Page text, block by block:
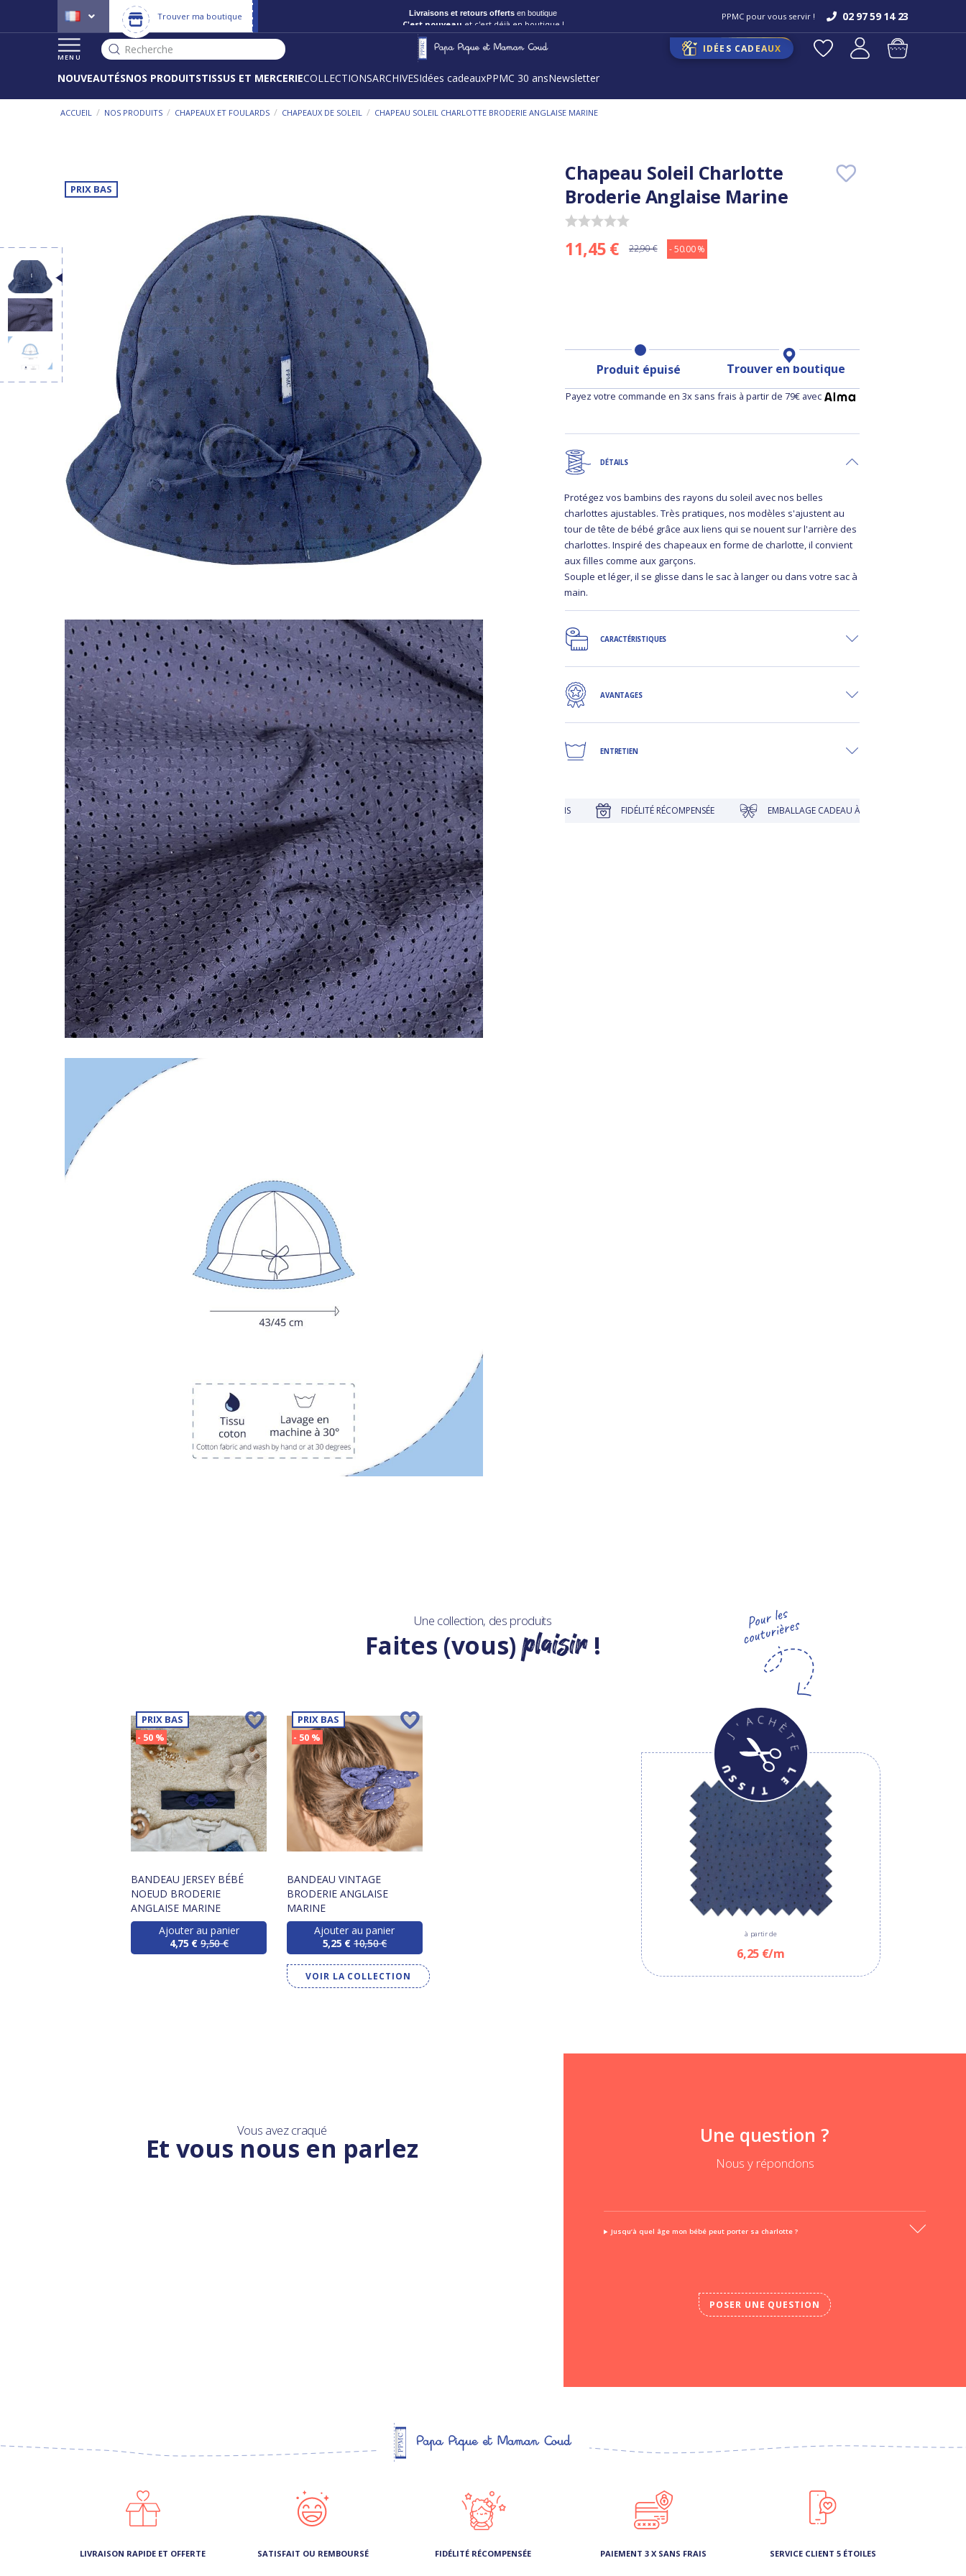
Trouver ma boutique Livraisons et retours offerts en boutique
C'est nouveau et c'est déjà en boutique !
PPMC pour vous servir ! 02 97 59 14 23
MENU
Recherche IDÉES CADEAUX
NOUVEAUTÉSNOS PRODUITSTISSUS ET MERCERIECOLLECTIONSARCHIVESIdées cadeauxPPMC 30 ansNewsletter
ACCUEIL / NOS PRODUITS / CHAPEAUX ET FOULARDS / CHAPEAUX DE SOLEIL / CHAPEAU SOLEIL CHARLOTTE BRODERIE ANGLAISE MARINE
PRIX BAS
Chapeau Soleil Charlotte
Broderie Anglaise Marine
11,45 € 22,90 € - 50.00 %
Produit épuisé Trouver en boutique
Payez votre commande en 3x sans frais à partir de 79€ avec
DÉTAILS
Protégez vos bambins des rayons du soleil avec nos belles
charlottes ajustables. Très pratiques, nos modèles s'ajustent au
tour de tête de bébé grâce aux liens qui se nouent sur l'arrière des
charlottes. Inspiré des chapeaux en forme de charlotte, il convient
aux filles comme aux garçons.
Souple et léger, il se glisse dans le sac à langer ou dans votre sac à
main.
CARACTÉRISTIQUES
AVANTAGES
ENTRETIEN
LIVRAISON OFFERTE EN BOUTIQUE JUSQU'À 30 JOURS POUR CHANGER D'AVIS FIDÉLITÉ RÉCOMPENSÉE EMBALLAGE CADEAU À PRIX DOUX
Une collection, des produits
Faites (vous)plaisir!
PRIX BAS
- 50 %
BANDEAU JERSEY BÉBÉ
NOEUD BRODERIE
ANGLAISE MARINE
Ajouter au panier
4,75 € 9,50 €
PRIX BAS
- 50 %
BANDEAU VINTAGE
BRODERIE ANGLAISE
MARINE
Ajouter au panier
5,25 € 10,50 €
VOIR LA COLLECTION
à partir de
6,25 €/m
Vous avez craqué
Et vous nous en parlez Une question ?
Nous y répondons
Jusqu’à quel âge mon bébé peut porter sa charlotte ?
POSER UNE QUESTION
LIVRAISON RAPIDE ET OFFERTE SATISFAIT OU REMBOURSÉ FIDÉLITÉ RÉCOMPENSÉE PAIEMENT 3 X SANS FRAIS SERVICE CLIENT 5 ÉTOILES